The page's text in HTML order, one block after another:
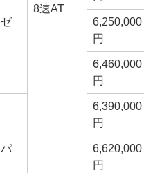
8速AT
6,250,000
円
6,460,000
円
6,390,000
円
6,620,000
円